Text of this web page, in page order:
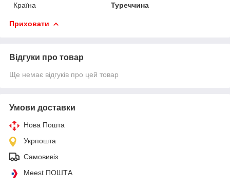
Країна
Туреччина
Приховати
Відгуки про товар
Ще немає відгуків про цей товар
Умови доставки
Нова Пошта
Укрпошта
Самовивіз
Meest ПОШТА